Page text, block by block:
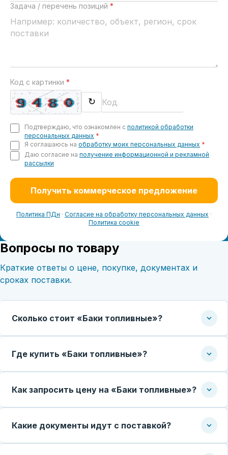
Задача / перечень позиций *
Код с картинки *
↻
Подтверждаю, что ознакомлен с политикой обработки
персональных данных *
Я соглашаюсь на обработку моих персональных данных *
Даю согласие на получение информационной и рекламной
рассылки
Получить коммерческое предложение
Политика ПДн · Согласие на обработку персональных данных ·
Политика cookie
Вопросы по товару
Краткие ответы о цене, покупке, документах и
сроках поставки.
Сколько стоит «Баки топливные»?
Где купить «Баки топливные»?
Как запросить цену на «Баки топливные»?
Какие документы идут с поставкой?